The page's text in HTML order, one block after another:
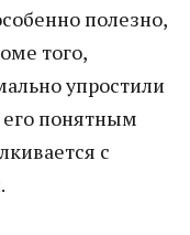
полезно,
того,
упростили
его понятным
с